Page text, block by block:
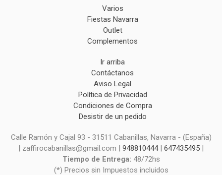
Varios
Fiestas Navarra
Outlet
Complementos
Ir arriba
Contáctanos
Aviso Legal
Política de Privacidad
Condiciones de Compra
Desistir de un pedido
Calle Ramón y Cajal 93 - 31511 Cabanillas, Navarra - (España)
| zaffirocabanillas@gmail.com | 948810444| 647435495 |
Tiempo de Entrega: 48/72hs
(*) Precios sin Impuestos incluidos